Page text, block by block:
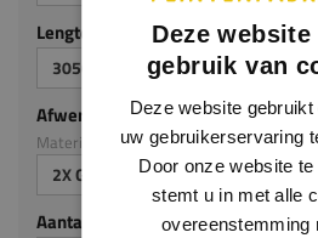
Lengte (mm)
3050
Afwerking
Materiaal: MDF brandvertragend
2X GEGROND
Aantal stuks
Deze website
gebruik van
Deze website
uw gebruikerservaring
Door onze website te
stemt u in met alle
overeenstemming